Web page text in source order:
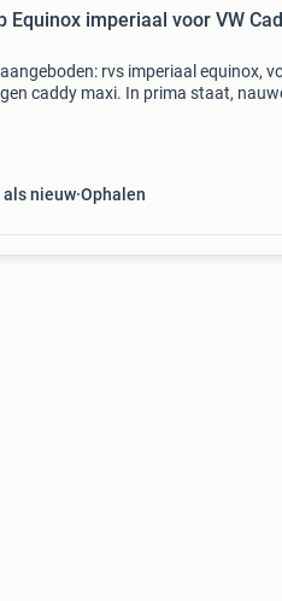
rvs imperiaal equinox,
caddy maxi. In prima staat,
als nieuw Ophalen